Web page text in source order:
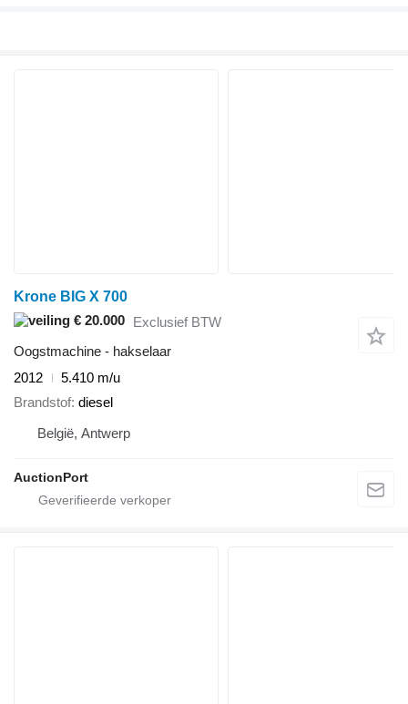
Krone BIG X 700
€ 20.000 Exclusief BTW
Oogstmachine - hakselaar
2012
5.410 m/u
Brandstof diesel
België, Antwerp
AuctionPort